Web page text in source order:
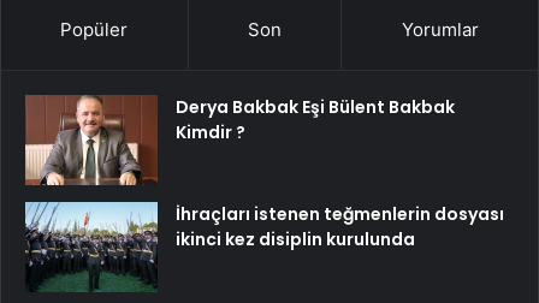
Popüler Son Yorumlar
Derya Bakbak Eşi Bülent Bakbak
Kimdir ?
İhraçları istenen teğmenlerin dosyası
ikinci kez disiplin kurulunda